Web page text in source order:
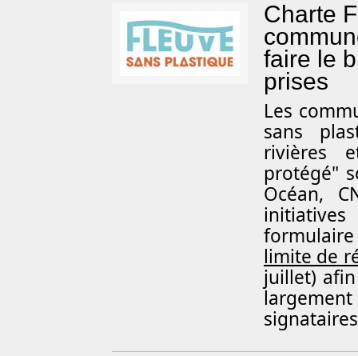
Charte
faire le
prises
Les
sans
rivières
protégé"
Océan,
limite de
juillet)